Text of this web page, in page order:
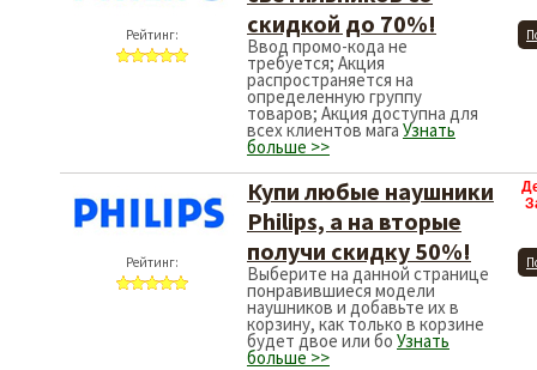
Рейтинг:
скидкой до 70%!
Ввод промо-кода не
требуется; Акция
распространяется на
определенную группу
товаров; Акция доступна для
всех клиентов мага Узнать
больше >>
Рейтинг:
Купи любые наушники
Philips, а на вторые
получи скидку 50%!
Выберите на данной странице
понравившиеся модели
наушников и добавьте их в
корзину, как только в корзине
будет двое или бо Узнать
больше >>